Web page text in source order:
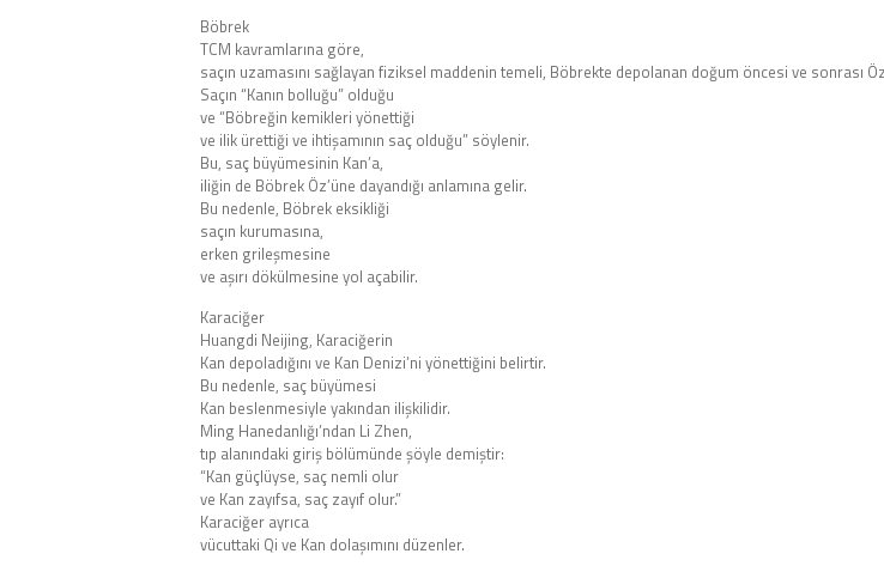
Böbrek
TCM kavramlarına göre,
saçın uzamasını sağlayan fiziksel maddenin temeli, Böbrekte depolanan doğum öncesi ve sonrası
Saçın “Kanın bolluğu” olduğu
ve “Böbreğin kemikleri yönettiği
ve ilik ürettiği ve ihtişamının saç olduğu” söylenir.
Bu, saç büyümesinin Kan’a,
iliğin de Böbrek Öz’üne dayandığı anlamına gelir.
Bu nedenle, Böbrek eksikliği
saçın kurumasına,
erken grileşmesine
ve aşırı dökülmesine yol açabilir.
Karaciğer
Huangdi Neijing, Karaciğerin
Kan depoladığını ve Kan Denizi’ni yönettiğini belirtir.
Bu nedenle, saç büyümesi
Kan beslenmesiyle yakından ilişkilidir.
Ming Hanedanlığı’ndan Li Zhen,
tıp alanındaki giriş bölümünde şöyle demiştir:
“Kan güçlüyse, saç nemli olur
ve Kan zayıfsa, saç zayıf olur.”
Karaciğer ayrıca
vücuttaki Qi ve Kan dolaşımını düzenler.